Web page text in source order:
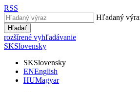
RSS
Hľadaný
Hľadať
rozšírené vyhľadávanie
SKSlovensky
SKSlovensky
ENEnglish
HUMagyar